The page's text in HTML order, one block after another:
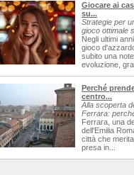
Giocare ai
su...
Strategie per
gioco ottimale
Negli ultimi
gioco
subito una
evoluzione,
Perché
centro...
Alla scoperta
Ferrara:
Ferrara, una
dell'Emilia
città che
presa in...